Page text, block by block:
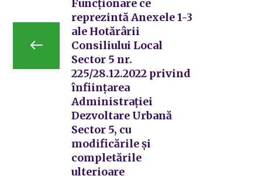
Funcționare ce
reprezintă Anexele 1-3
ale Hotărârii
Consiliului Local
Sector 5 nr.
225/28.12.2022 privind
înființarea
Administrației
Dezvoltare Urbană
Sector 5, cu
modificările și
completările
ulterioare